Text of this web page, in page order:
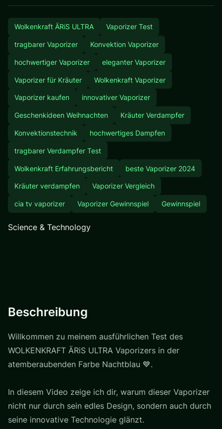
Wolkenkraft ÄRiS ULTRA Vaporizer Test
tragbarer Vaporizer Konvektion Vaporizer
hochwertiger Vaporizer eleganter Vaporizer
Vaporizer für Kräuter Wolkenkraft Vaporizer
Vaporizer kaufen innovativer Vaporizer
Geschenkideen Weihnachten Kräuter Verdampfer
Konvektionstechnik hochwertiges Dampfen
tragbarer Verdampfer Test
Wolkenkraft Erfahrungsbericht beste Vaporizer 2024
Kräuter verdampfen Vaporizer Vergleich
cia tv vaporizer Vaporizer Gewinnspiel Gewinnspiel
Science & Technology
Beschreibung
Willkommen zu meinem ausführlichen Test des
WOLKENKRAFT ÄRiS ULTRA Vaporizers in der
atemberaubenden Farbe Nachtblau 💙.
In diesem Video zeige ich dir, warum dieser Vaporizer
nicht nur durch sein edles Design, sondern auch durch
seine innovative Technologie glänzt.